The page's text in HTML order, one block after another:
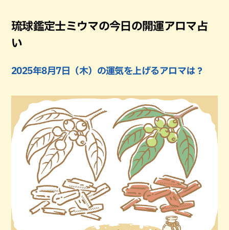
琉球鑑定士ミウマの今日の開運アロマ占
い
2025年8月7日（木）の運気を上げるアロマは？